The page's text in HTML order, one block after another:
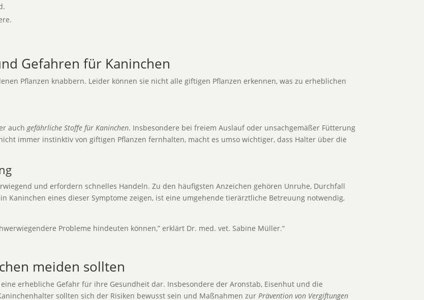
Gefahren für Kaninchen
Pflanzen knabbern. Leider können sie nicht alle giftigen Pflanzen erkennen, was zu erheblichen
auch gefährliche Stoffe für Kaninchen. Insbesondere bei freiem Auslauf oder unsachgemäßer Fütterung
immer instinktiv von giftigen Pflanzen fernhalten, macht es umso wichtiger, dass Halter über die
und erfordern schnelles Handeln. Zu den häufigsten Anzeichen gehören Unruhe, Durchfall
Kaninchen eines dieser Symptome zeigen, ist eine umgehende tierärztliche Betreuung notwendig,
Probleme hindeuten können,” erklärt Dr. med. vet. Sabine Müller.“
meiden sollten
erhebliche Gefahr für ihre Gesundheit dar. Insbesondere der Aronstab, Eisenhut und die
sollten sich der Risiken bewusst sein und Maßnahmen zur Prävention von Vergiftungen